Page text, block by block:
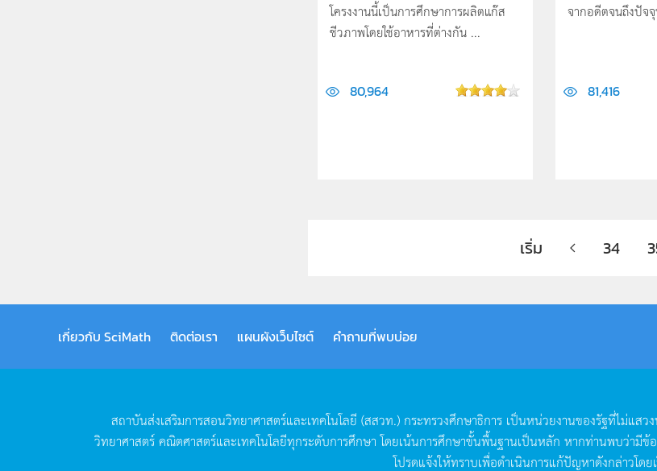
โครงงานนี้เป็นการศึกษาการผลิตแก๊ส
ชีวภาพโดยใช้อาหารที่ต่างกัน ...
80,964
จากอดีตจนถึงปัจ
81,416
เริ่ม 34
เกี่ยวกับ SciMath ติดต่อเรา แผนผังเว็บไซต์ คำถามที่พบบ่อย
สถาบันส่งเสริมการสอนวิทยาศาสตร์และเทคโนโลยี (สสวท.) กระทรวงศึกษาธิการ เป็นหน่วยงานของรัฐที่ไม่แสวง
วิทยาศาสตร์คณิตศาสตร์และเทคโนโลยีทุกระดับการศึกษา โดยเน้นการศึกษาขั้นพื้นฐานเป็นหลัก หากท่านพบว่ามีข้
โปรดแจ้งให้ทราบเพื่อดำเนินการแก้ปัญหาดังกล่าวโดย